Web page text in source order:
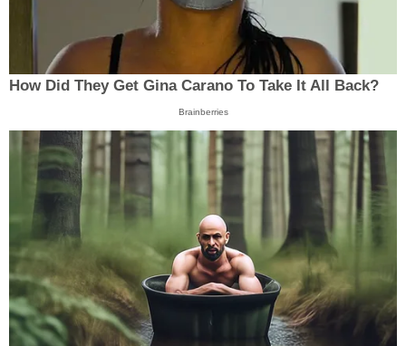
How Did They Get Gina Carano To Take It All Back?
Brainberries